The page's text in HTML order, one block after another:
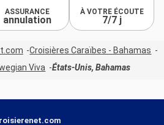
ASSURANCE
annulation
À VOTRE ÉCOUTE
7/7 j
Croisières Caraïbes - Bahamas
Viva États-Unis, Bahamas